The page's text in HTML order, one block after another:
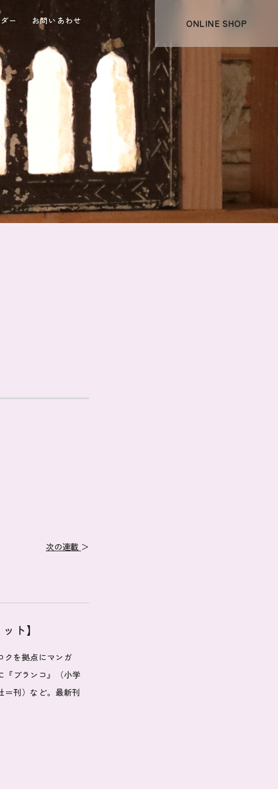
ー お問いあわせ ONLINE SHOP
次の連載 ＞
ト】
クを拠点にマンガ
『ブランコ』（小学
刊）など。最新刊